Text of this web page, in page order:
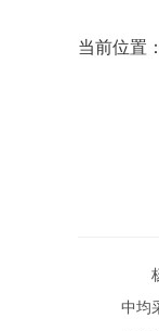
当前位置：
中均